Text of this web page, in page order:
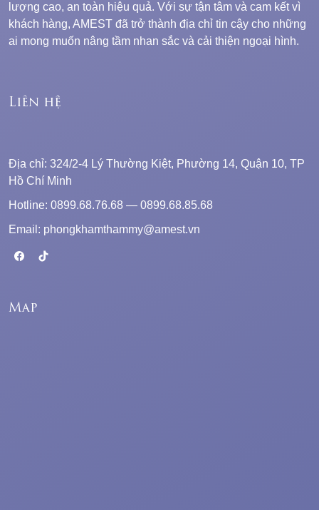
lượng cao, an toàn hiệu quả. Với sự tận tâm và cam kết vì
khách hàng, AMEST đã trở thành địa chỉ tin cậy cho những
ai mong muốn nâng tầm nhan sắc và cải thiện ngoại hình.
Liên hệ
Địa chỉ: 324/2-4 Lý Thường Kiệt, Phường 14, Quận 10, TP
Hồ Chí Minh
Hotline: 0899.68.76.68 — 0899.68.85.68
Email: phongkhamthammy@amest.vn
Map